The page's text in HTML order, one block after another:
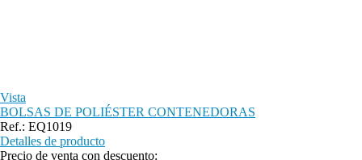
Vista
BOLSAS DE POLIÉSTER CONTENEDORAS
Ref.: EQ1019
Detalles de producto
Precio de venta con descuento: